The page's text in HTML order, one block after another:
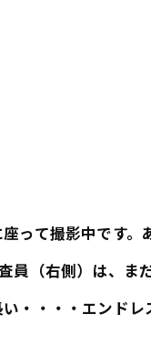
って撮影中です
（右側）は、ま
・・・・エンドレ